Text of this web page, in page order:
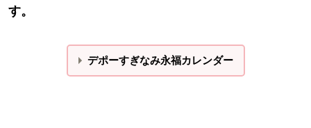
す。
デポーすぎなみ永福カレンダー